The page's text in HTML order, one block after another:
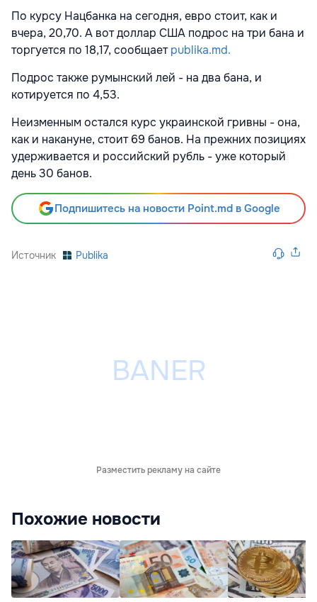
По курсу Нацбанка на сегодня, евро стоит, как и
вчера, 20,70. А вот доллар США подрос на три бана и
торгуется по 18,17, сообщаетpublika.md.
Подрос также румынский лей - на два бана, и
котируется по 4,53.
Неизменным остался курс украинской гривны - она,
как и накануне, стоит 69 банов. На прежних позициях
удерживается и российский рубль - уже который
день 30 банов.
Подпишитесь на новости Point.md в Google
Источник Publika
Разместить рекламу на сайте
Похожие новости